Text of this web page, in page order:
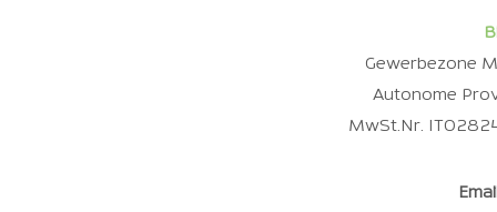
Gewerbezone
Autonome
MwSt.Nr.